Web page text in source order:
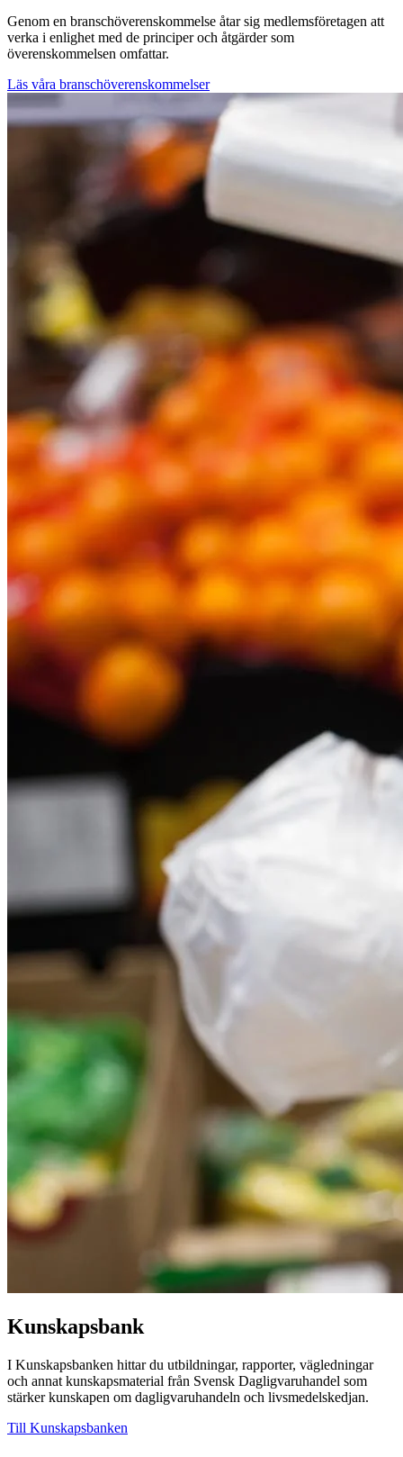
Genom en branschöverenskommelse åtar sig medlemsföretagen att
verka i enlighet med de principer och åtgärder som
överenskommelsen omfattar.
Läs våra branschöverenskommelser
Kunskapsbank
I Kunskapsbanken hittar du utbildningar, rapporter, vägledningar
och annat kunskapsmaterial från Svensk Dagligvaruhandel som
stärker kunskapen om dagligvaruhandeln och livsmedelskedjan.
Till Kunskapsbanken